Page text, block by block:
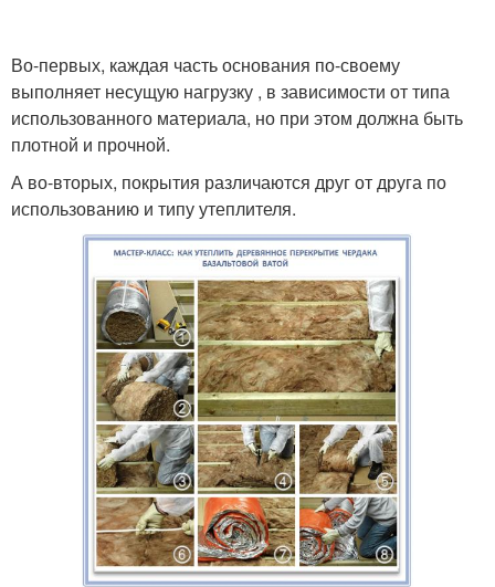
Перекрытия в доме Перекрытия в сталинке
деревянными
перекрытиями
Сборно-монолитное
Перекрытия в частном
доме
Перекрытия в
многоквартирном доме
Сталинки с
деревянными
перекрытиями
Цельное перекрытие
Перекрытие для стен
Перекрытия для
сооружения
Во-первых, каждая часть основания по-своему
выполняет несущую нагрузку , в зависимости от типа
использованного материала, но при этом должна быть
плотной и прочной.
А во-вторых, покрытия различаются друг от друга по
использованию и типу утеплителя.